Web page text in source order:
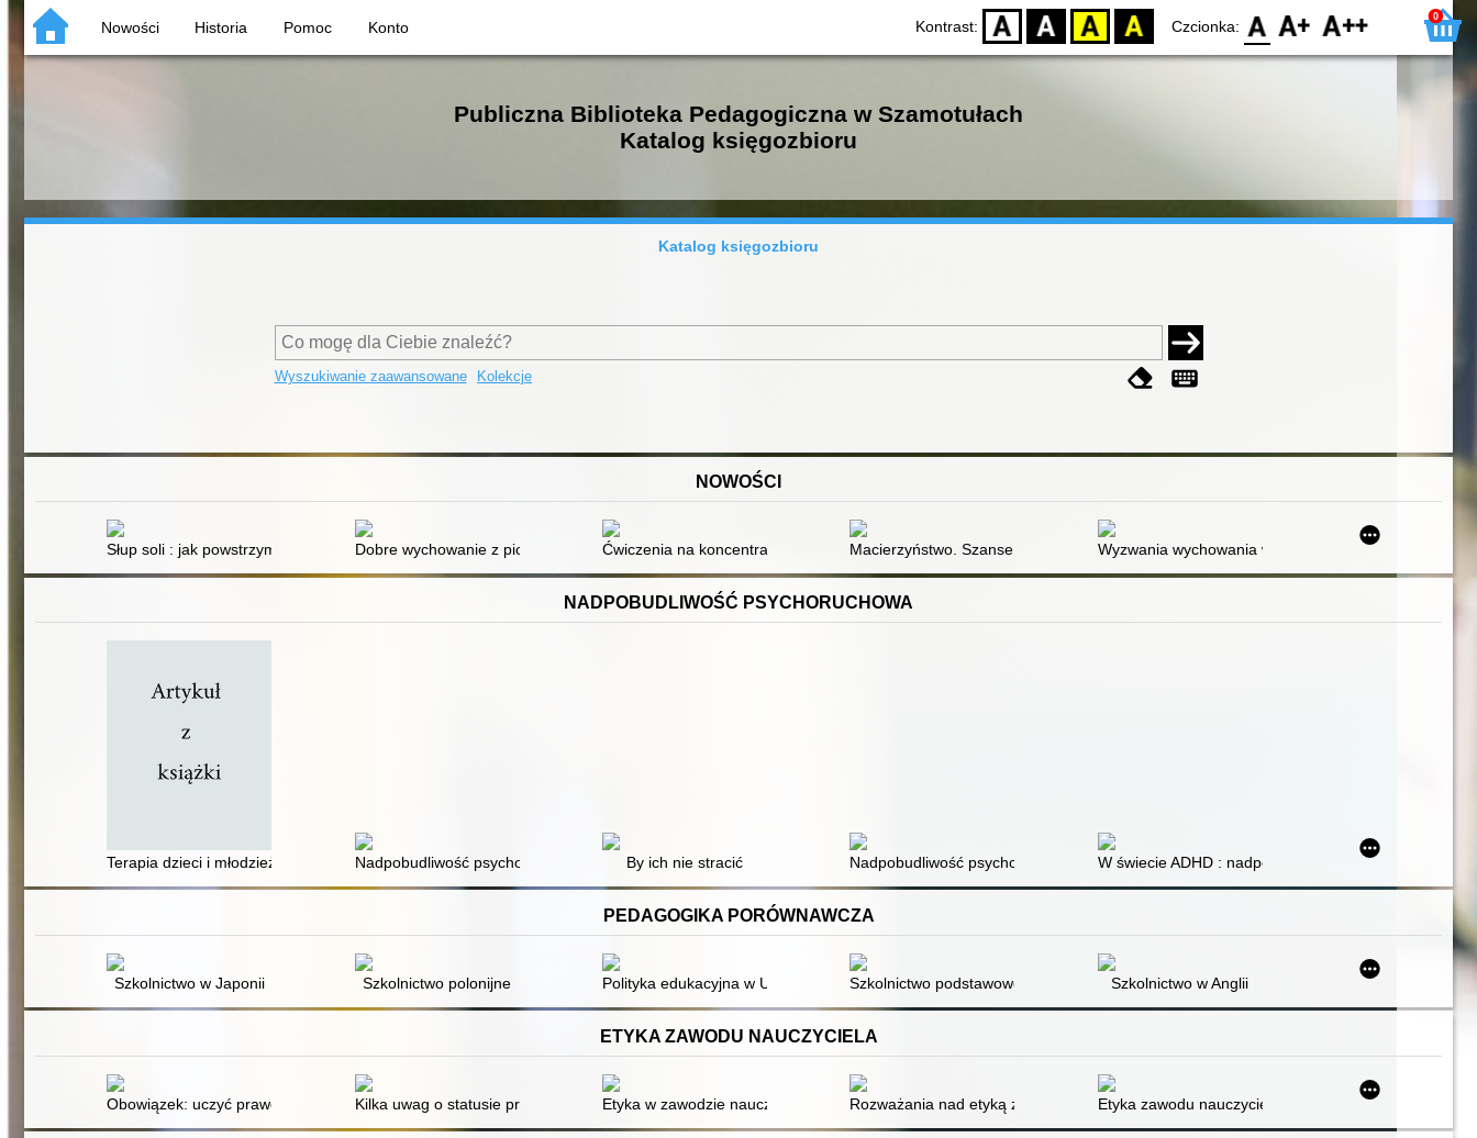
Nowości Historia Pomoc Konto Kontrast: D BW YB BY Czcionka: F0 F1 F2 0
Publiczna Biblioteka Pedagogiczna w Szamotułach
Katalog księgozbioru
Katalog księgozbioru
Wyszukiwanie zaawansowane Kolekcje
NOWOŚCI
Słup soli : jak powstrzymać szkolnych dręczycieliDobre wychowanie z piosenką Ćwiczenia na koncentrację : dla 3-latkówMacierzyństwo. Szanse i ograniczenia : perspektywa psychologii osoby
Wyzwania wychowania w świetle problemów dzieci i
NADPOBUDLIWOŚĆ PSYCHORUCHOWA
Terapia dzieci i młodzieży z ADHD Nadpobudliwość psychoruchowa u dzieci - problemy diagnozy
By ich nie stracić Nadpobudliwość psychoruchowa a trudności szkolneW świecie ADHD : nadpobudliwość psychoruchowa z
PEDAGOGIKA PORÓWNAWCZA
Szkolnictwo w Japonii Szkolnictwo polonijne Polityka edukacyjna w USA Szkolnictwo podstawowe w GwatemaliSzkolnictwo w Anglii
ETYKA ZAWODU NAUCZYCIELA
Obowiązek: uczyć prawdy Kilka uwag o statusie prawno-etycznym zawodu nauczyciela
Etyka w zawodzie nauczyciela Rozważania nad etyką zawodu nauczycielaEtyka zawodu nauczyciela : nauczanie etyki